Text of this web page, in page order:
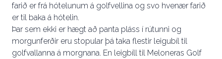
farið er frá hótelunum á golfvellina og svo hvenær farið
er til baka á hótelin.
Þar sem ekki er hægt að panta pláss í rútunni og
morgunferðir eru stopular þá taka flestir leigubíl til
golfvallanna á morgnana. En leigbíll til Meloneras Golf